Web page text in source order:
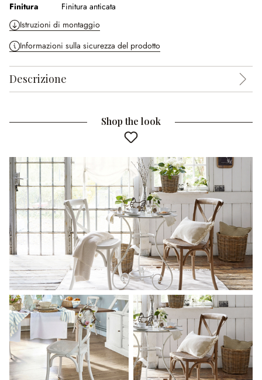
Finitura
Finitura anticata
Istruzioni di montaggio
Informazioni sulla sicurezza del prodotto
Descrizione
Shop the look